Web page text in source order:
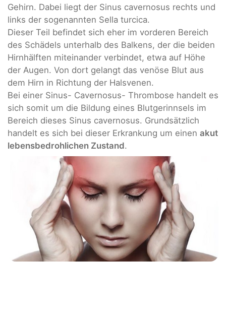
Gehirn. Dabei liegt der Sinus cavernosus rechts und
links der sogenannten Sella turcica.
Dieser Teil befindet sich eher im vorderen Bereich
des Schädels unterhalb des Balkens, der die beiden
Hirnhälften miteinander verbindet, etwa auf Höhe
der Augen. Von dort gelangt das venöse Blut aus
dem Hirn in Richtung der Halsvenen.
Bei einer Sinus- Cavernosus- Thrombose handelt es
sich somit um die Bildung eines Blutgerinnsels im
Bereich dieses Sinus cavernosus. Grundsätzlich
handelt es sich bei dieser Erkrankung um einen akut
lebensbedrohlichen Zustand.